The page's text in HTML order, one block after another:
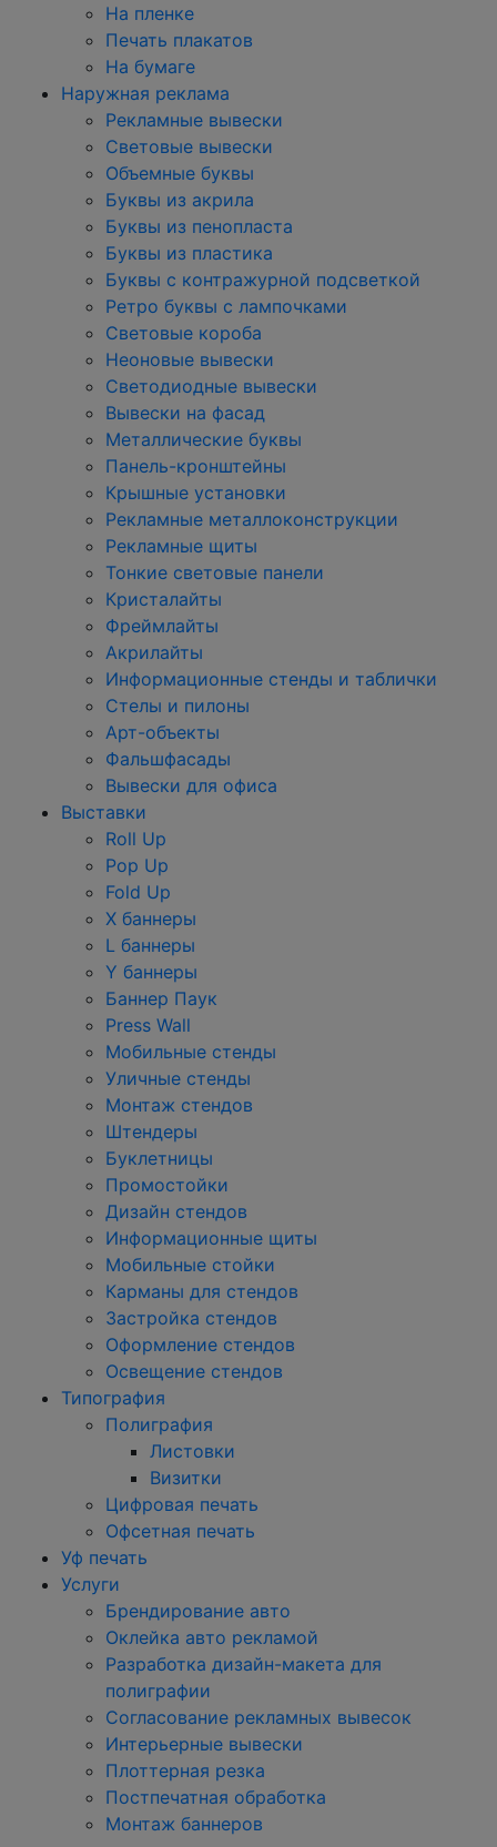
На пленке
Печать плакатов
На бумаге
Наружная реклама
Рекламные вывески
Световые вывески
Объемные буквы
Буквы из акрила
Буквы из пенопласта
Буквы из пластика
Буквы с контражурной подсветкой
Ретро буквы с лампочками
Световые короба
Неоновые вывески
Светодиодные вывески
Вывески на фасад
Металлические буквы
Панель-кронштейны
Крышные установки
Рекламные металлоконструкции
Рекламные щиты
Тонкие световые панели
Кристалайты
Фреймлайты
Акрилайты
Информационные стенды и таблички
Стелы и пилоны
Арт-объекты
Фальшфасады
Вывески для офиса
Выставки
Roll Up
Pop Up
Fold Up
Х баннеры
L баннеры
Y баннеры
Баннер Паук
Press Wall
Мобильные стенды
Уличные стенды
Монтаж стендов
Штендеры
Буклетницы
Промостойки
Дизайн стендов
Информационные щиты
Мобильные стойки
Карманы для стендов
Застройка стендов
Оформление стендов
Освещение стендов
Типография
Полиграфия
Листовки
Визитки
Цифровая печать
Офсетная печать
Уф печать
Услуги
Брендирование авто
Оклейка авто рекламой
Разработка дизайн-макета для
полиграфии
Согласование рекламных вывесок
Интерьерные вывески
Плоттерная резка
Постпечатная обработка
Монтаж баннеров